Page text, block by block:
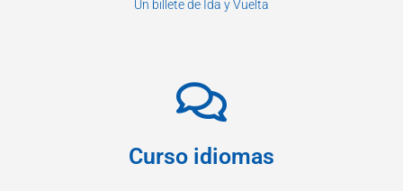
Un billete de Ida y Vuelta
Curso idiomas